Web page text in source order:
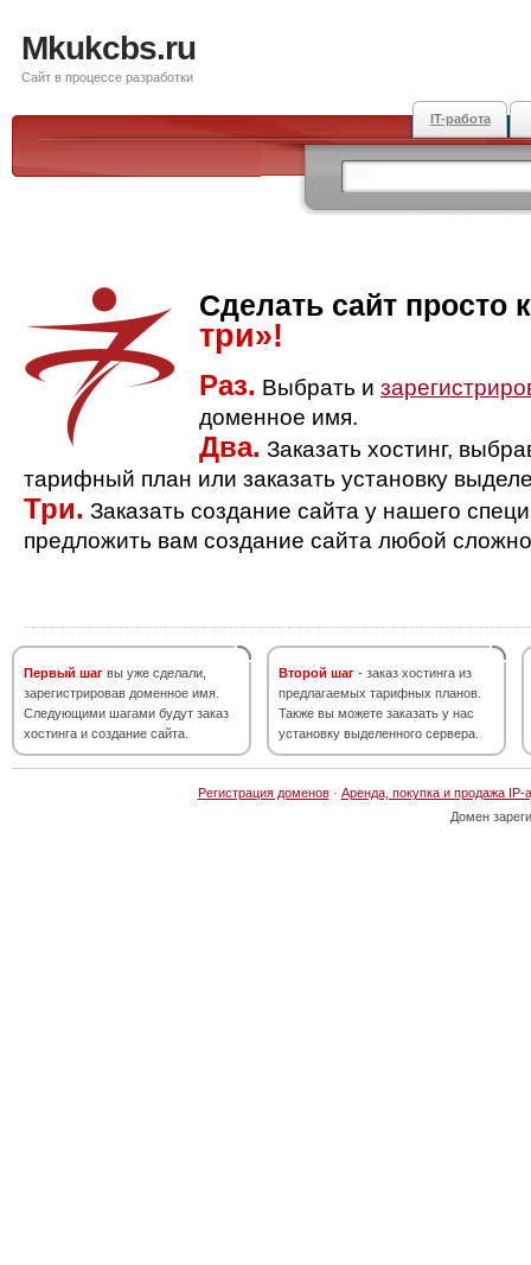
Mkukcbs.ru
Сайт в процессе разработки
IT-работа
Сделать сайт просто
три»!
Раз. Выбрать и
доменное имя.
Два. Заказать хостинг,
тарифный план или заказать установку
Три. Заказать создание сайта у нашего
предложить вам создание сайта любой
Первый шаг вы уже сделали,
зарегистрировав доменное имя.
Следующими шагами будут заказ
хостинга и создание сайта.
Второй шаг - заказ хостинга из
предлагаемых тарифных планов.
Также вы можете заказать у нас
установку выделенного сервера.
Регистрация доменов· Аренда, покупка и продажа IP-
Домен